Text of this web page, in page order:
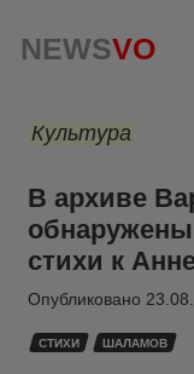
NEWSVO
Культура
В архиве
стихи к
Опубликовано
СТИХИ ШАЛАМОВ